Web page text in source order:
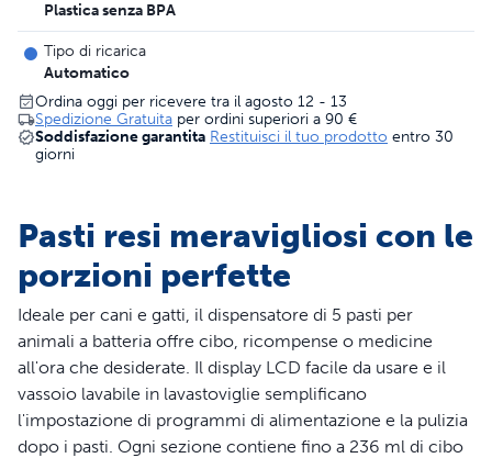
Plastica senza BPA
Tipo di ricarica
Automatico
Ordina oggi per ricevere tra il agosto 12 - 13
Spedizione Gratuita per ordini superiori a 90 €
Soddisfazione garantita Restituisci il tuo prodotto entro 30
giorni
Pasti resi meravigliosi con le
porzioni perfette
Ideale per cani e gatti, il dispensatore di 5 pasti per
animali a batteria offre cibo, ricompense o medicine
all'ora che desiderate. Il display LCD facile da usare e il
vassoio lavabile in lavastoviglie semplificano
l'impostazione di programmi di alimentazione e la pulizia
dopo i pasti. Ogni sezione contiene fino a 236 ml di cibo